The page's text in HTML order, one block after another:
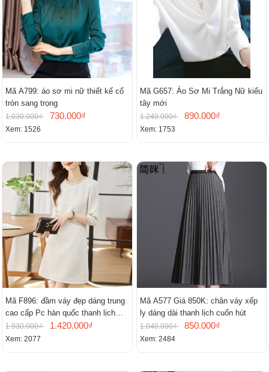
Mã A799: áo sơ mi nữ thiết kế cổ
tròn sang trọng
1.030.000₫ 730.000₫
Xem: 1526
Mã G657: Áo Sơ Mi Trắng Nữ kiểu
tây mới
1.240.000₫ 890.000₫
Xem: 1753
Mã F896: đầm váy đẹp dáng trung
cao cấp Pc hàn quốc thanh lịch
mới
1.930.000₫ 1.420.000₫
Xem: 2077
Mã A577 Giá 850K: chân váy xếp
ly dáng dài thanh lịch cuốn hút
1.040.000₫ 850.000₫
Xem: 2484